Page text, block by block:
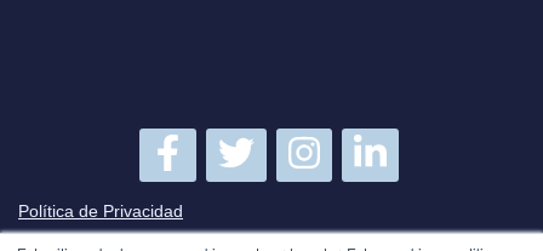
Política de Privacidad